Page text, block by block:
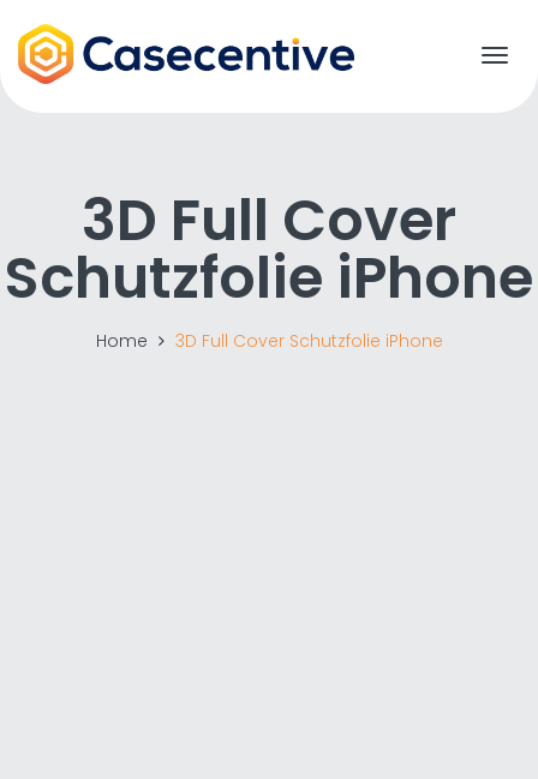
T
g
3D Full Cover
Schutzfolie iPhone
Home 3D Full Cover Schutzfolie iPhone